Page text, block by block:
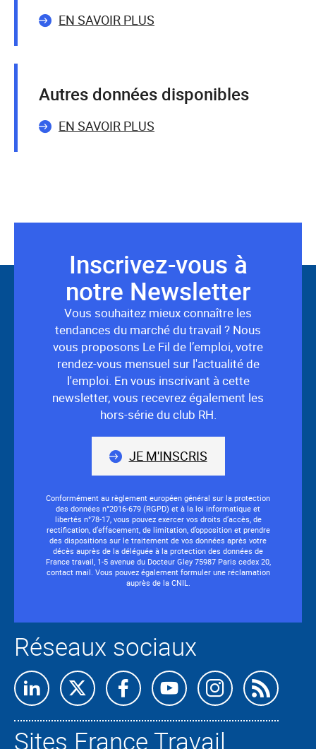
EN SAVOIR PLUS
Autres données disponibles
EN SAVOIR PLUS
Suivez-Inscrivez-vous à
notre Newsletter
Vous souhaitez mieux connaître les
tendances du marché du travail ? Nous
vous proposons Le Fil de l’emploi, votre
rendez-vous mensuel sur l'actualité de
l'emploi. En vous inscrivant à cette
newsletter, vous recevrez également les
hors-série du club RH.
JE M'INSCRIS
Conformément au règlement européen général sur la protection
des données n°2016-679 (RGPD) et à la loi informatique et
libertés n°78-17, vous pouvez exercer vos droits d’accès, de
rectification, d’effacement, de limitation, d’opposition et prendre
des dispositions sur le traitement de vos données après votre
décès auprès de la déléguée à la protection des données de
France travail, 1-5 avenue du Docteur Gley 75987 Paris cedex 20,
contact mail. Vous pouvez également formuler une réclamation
auprès de la CNIL.
Réseaux sociaux
Sites France Travail